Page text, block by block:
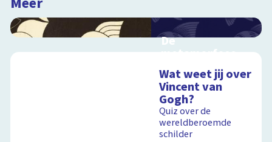
De
metamorfose
van Escher
Interactieve
schoolplaat over het
werk van Escher
Wat weet jij over
Vincent van
Gogh?
Quiz over de
wereldberoemde
schilder